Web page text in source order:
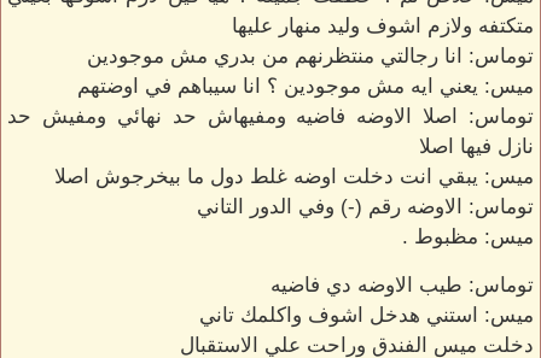
متكتفه ولازم اشوف وليد منهار عليها
توماس: انا رجالتي منتظرنهم من بدري مش موجودين
ميس: يعني ايه مش موجودين ؟ انا سيباهم في اوضتهم
توماس: اصلا الاوضه فاضيه ومفيهاش حد نهائي ومفيش حد
نازل فيها اصلا
ميس: يبقي انت دخلت اوضه غلط دول ما بيخرجوش اصلا
توماس: الاوضه رقم (-) وفي الدور التاني
ميس: مظبوط .
توماس: طيب الاوضه دي فاضيه
ميس: استني هدخل اشوف واكلمك تاني
دخلت ميس الفندق وراحت علي الاستقبال